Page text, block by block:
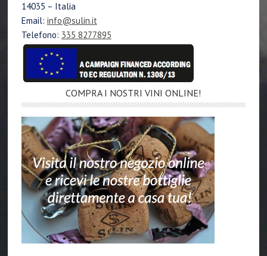
14035 – Italia
Email: info@sulin.it
Telefono: 335 8277895
COMPRA I NOSTRI VINI ONLINE!